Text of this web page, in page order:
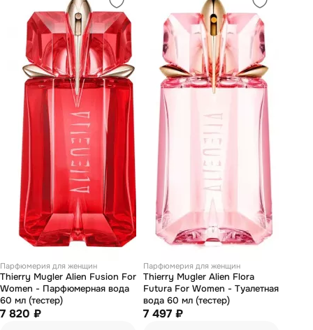
Парфюмерия для женщин
Thierry Mugler Alien Fusion For
Women - Парфюмерная вода
60 мл (тестер)
7 820 ₽
Парфюмерия для женщин
Thierry Mugler Alien Flora
Futura For Women - Туалетная
вода 60 мл (тестер)
7 497 ₽